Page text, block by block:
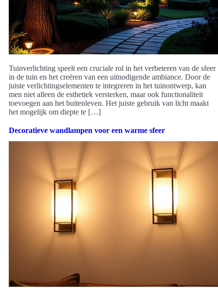
Tuinverlichting speelt een cruciale rol in het verbeteren van de sfeer
in de tuin en het creëren van een uitnodigende ambiance. Door de
juiste verlichtingselementen te integreren in het tuinontwerp, kan
men niet alleen de esthetiek versterken, maar ook functionaliteit
toevoegen aan het buitenleven. Het juiste gebruik van licht maakt
het mogelijk om diepte te […]
Decoratieve wandlampen voor een warme sfeer